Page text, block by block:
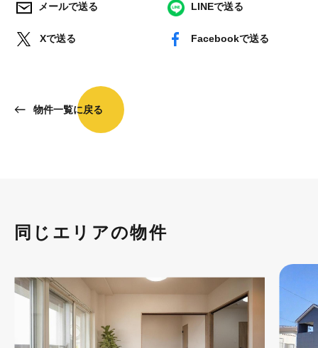
メールで送る LINEで送る
Xで送る Facebookで送る
物件一覧に戻る
同じエリアの物件